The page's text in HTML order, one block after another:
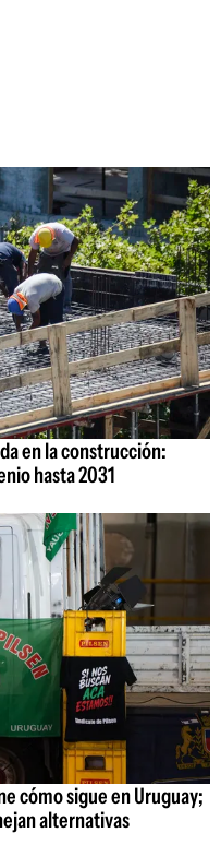
en la construcción:
hasta 2031
cómo sigue en Uruguay;
alternativas